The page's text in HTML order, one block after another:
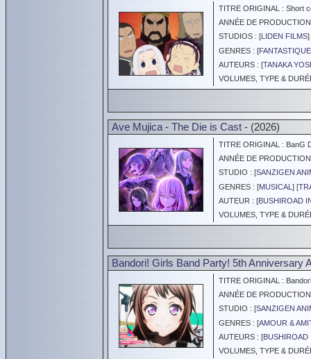
TITRE ORIGINAL : Short
ANNÉE DE
STUDIOS : [LIDEN FILMS]
GENRES : [
AUTEURS : [TANAKA
VOLUMES, TYPE &
Ave Mujica - The Die is Cast - (2026)
TITRE ORIGINAL : BanG
ANNÉE DE
STUDIO : [SANZIGEN
GENRES : [MUSICAL ] [
AUTEUR : [BUSHIROAD
VOLUMES, TYPE &
Bandori! Girls Band Party! 5th Anniversary
TITRE ORIGINAL :
ANNÉE DE
STUDIO : [SANZIGEN
GENRES : [AMOUR &
AUTEURS : [BUSHIROAD
VOLUMES, TYPE &